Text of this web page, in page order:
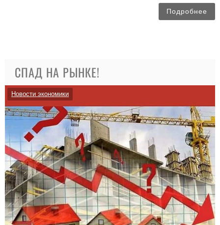
Подробнее
СПАД НА РЫНКЕ!
Новости экономики